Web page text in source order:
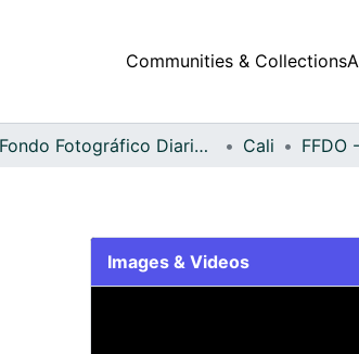
Communities & Collections
Fondo Fotográfico Diario Occidente Cali FFDO
Images & Videos